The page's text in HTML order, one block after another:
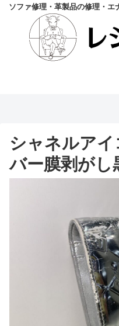
ソファ修理・革製品の修理・エ
シャネルア
バー膜剥がし